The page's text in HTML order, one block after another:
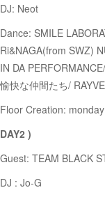
DJ: Neot
Dance: SMILE
Ri&NAGA(from SWZ)
IN DA
愉快な仲間たち/
Floor Creation:
DAY2 )
Guest: TEAM BLACK
DJ : Jo-G